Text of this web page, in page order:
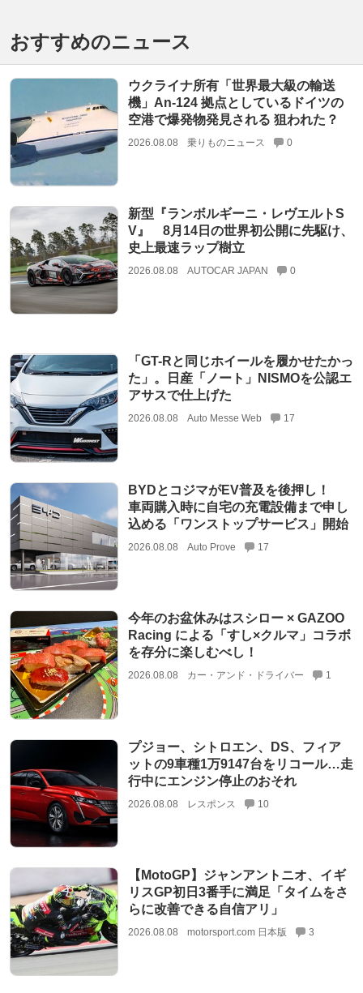
おすすめのニュース
ウクライナ所有「世界最大級の輸送
機」An-124 拠点としているドイツの
空港で爆発物発見される 狙われた？
2026.08.08 乗りものニュース 0
新型『ランボルギーニ・レヴエルトS
V』 8月14日の世界初公開に先駆け、
史上最速ラップ樹立
2026.08.08 AUTOCAR JAPAN 0
「GT-Rと同じホイールを履かせたかっ
た」。日産「ノート」NISMOを公認エ
アサスで仕上げた
2026.08.08 Auto Messe Web 17
BYDとコジマがEV普及を後押し！
車両購入時に自宅の充電設備まで申し
込める「ワンストップサービス」開始
2026.08.08 Auto Prove 17
今年のお盆休みはスシロー × GAZOO
Racing による「すし×クルマ」コラボ
を存分に楽しむべし！
2026.08.08 カー・アンド・ドライバー 1
プジョー、シトロエン、DS、フィア
ットの9車種1万9147台をリコール…走
行中にエンジン停止のおそれ
2026.08.08 レスポンス 10
【MotoGP】ジャンアントニオ、イギ
リスGP初日3番手に満足「タイムをさ
らに改善できる自信アリ」
2026.08.08 motorsport.com 日本版 3